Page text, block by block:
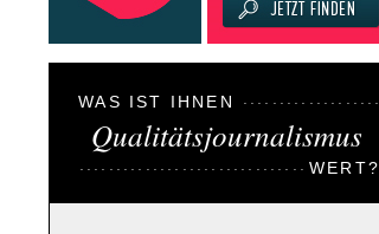
WAS IST IHNEN
Qualitätsjournalismus
WERT?